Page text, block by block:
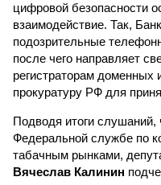
цифровой безопасности
взаимодействие. Так,
подозрительные
после чего направляет
регистраторам доменных
прокуратуру РФ для
Подводя итоги
Федеральной службе по
табачным рынками,
Вячеслав Калинин